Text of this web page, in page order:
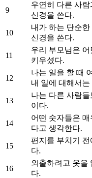
9
우연히 다른 사
신경을 쓴다.
10
내가 하는 단순
신경을 쓴다.
11
우리 부모님은 어
키우셨다.
12
나는 일을 할 때
내 일에 대해서
13
나는 다른 사람
이다.
14
어떤 숫자들은
다고 생각한다.
15
편지를 부치기
다.
16
외출하려고 옷을
다.